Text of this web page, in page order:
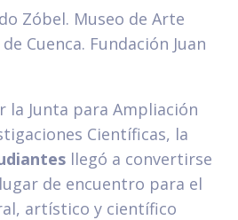
Zóbel. Museo de Arte
Cuenca. Fundación Juan
la Junta para Ampliación
Científicas, la
llegó a convertirse
de encuentro para el
artístico y científico